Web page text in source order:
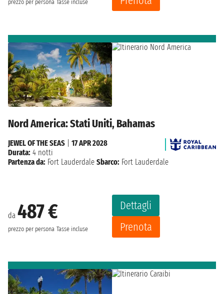
prezzo per persona Tasse incluse
Nord America: Stati Uniti, Bahamas
da 487 €
prezzo per persona Tasse incluse
Dettagli
Prenota
JEWEL OF THE SEAS
17 APR 2028
Durata: 4 notti
Partenza da: Fort Lauderdale Sbarco: Fort Lauderdale